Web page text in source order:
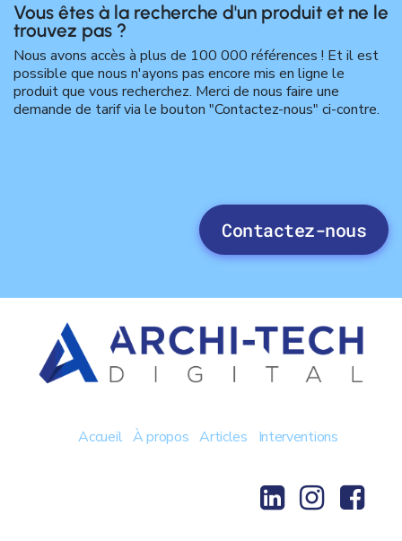
Vous êtes à la recherche d'un produit et ne le
trouvez pas ?
Nous avons accès à plus de 100 000 références ! Et il est
possible que nous n'ayons pas encore mis en ligne le
produit que vous recherchez. Merci de nous faire une
demande de tarif via le bouton "Contactez-nous" ci-contre.
Contactez-nous
Accueil À propos Articles Interventions